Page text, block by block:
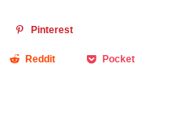
Pinterest
Reddit Pocket